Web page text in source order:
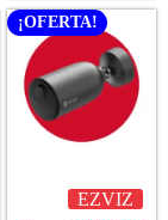
¡OFERTA!
EZVIZ